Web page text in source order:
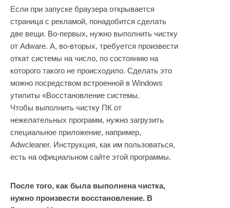
Если при запуске браузера открывается
страница с рекламой, понадобится сделать
две вещи. Во-первых, нужно выполнить чистку
от Adware. А, во-вторых, требуется произвести
откат системы на число, по состоянию на
которого такого не происходило. Сделать это
можно посредством встроенной в Windows
утилиты «Восстановление системы.
Чтобы выполнить чистку ПК от
нежелательных программ, нужно загрузить
специальное приложение, например,
Adwcleaner. Инструкция, как им пользоваться,
есть на официальном сайте этой программы.
После того, как была выполнена чистка,
нужно произвести восстановление. В